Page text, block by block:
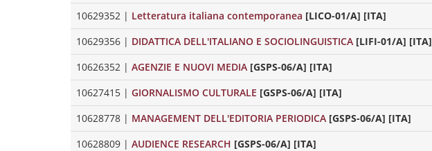
10629352 | Letteratura italiana contemporanea [LICO-01/A] [ITA]
10629356 | DIDATTICA DELL'ITALIANO E SOCIOLINGUISTICA [LIFI-01/A] [ITA]
10626352 | AGENZIE E NUOVI MEDIA [GSPS-06/A] [ITA]
10627415 | GIORNALISMO CULTURALE [GSPS-06/A] [ITA]
10628778 | MANAGEMENT DELL'EDITORIA PERIODICA [GSPS-06/A] [ITA]
10628809 | AUDIENCE RESEARCH [GSPS-06/A] [ITA]